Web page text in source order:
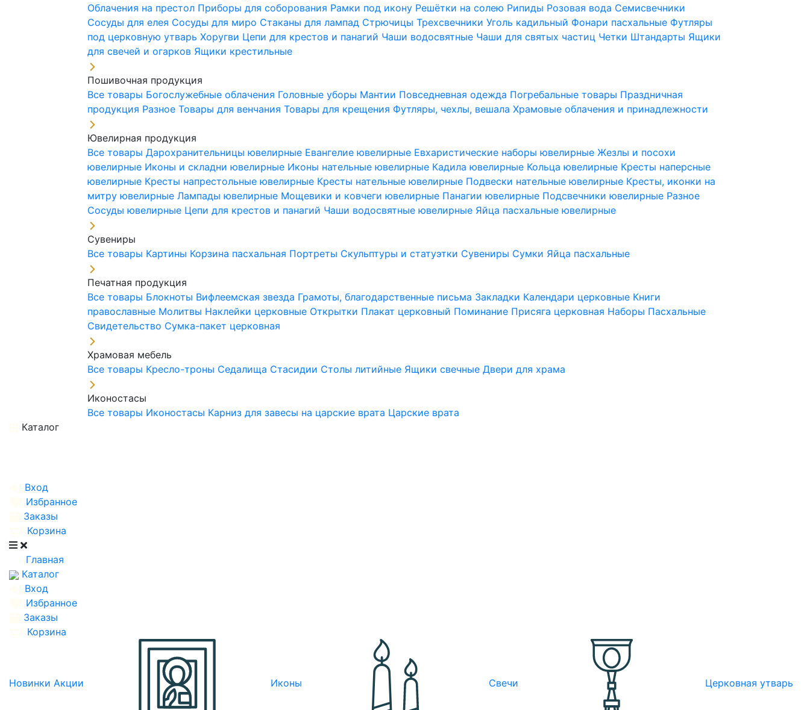
Облачения на престол Приборы для соборования Рамки под икону Решётки на солею Рипиды Розовая вода Семисвечники
Сосуды для елея Сосуды для миро Стаканы для лампад СтрючицыТрехсвечникиУголь кадильный Фонари пасхальные Футляры
под церковную утварьХоругви Цепи для крестов и панагий Чаши водосвятные Чаши для святых частиц Четки Штандарты Ящики
для свечей и огарков Ящики крестильные
Пошивочная продукция
Все товары Богослужебные облачения Головные уборы Мантии Повседневная одежда Погребальные товары Праздничная
продукция РазноеТовары для венчанияТовары для крещения Футляры, чехлы, вешалаХрамовые облачения и принадлежности
Ювелирная продукция
Все товарыДарохранительницы ювелирные Евангелие ювелирные Евхаристические наборы ювелирныеЖезлы и посохи
ювелирные Иконы и складни ювелирные Иконы нательные ювелирные Кадила ювелирные Кольца ювелирные Кресты наперсные
ювелирные Кресты напрестольные ювелирные Кресты нательные ювелирные Подвески нательные ювелирные Кресты, иконки на
митру ювелирныеЛампады ювелирные Мощевики и ковчеги ювелирные Панагии ювелирные Подсвечники ювелирные Разное
Сосуды ювелирные Цепи для крестов и панагий Чаши водосвятные ювелирные Яйца пасхальные ювелирные
Сувениры
Все товары Картины Корзина пасхальная Портреты Скульптуры и статуэтки Сувениры Сумки Яйца пасхальные
Печатная продукция
Все товары Блокноты Вифлеемская звезда Грамоты, благодарственные письма Закладки Календари церковные Книги
православные Молитвы Наклейки церковные Открытки Плакат церковный Поминание Присяга церковная Наборы Пасхальные
Свидетельство Сумка-пакет церковная
Храмовая мебель
Все товары Кресло-троны Седалища Стасидии Столы литийные Ящики свечныеДвери для храма
Иконостасы
Все товары Иконостасы Карниз для завесы на царские врата Царские врата
Каталог
Вход
Избранное
Заказы
Корзина
Главная
Каталог
Вход
Избранное
Заказы
Корзина
Новинки Акции Иконы Свечи Церковная утварь